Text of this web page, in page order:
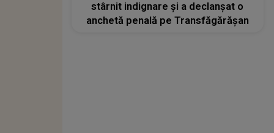
stârnit indignare și a declanșat o
anchetă penală pe Transfăgărășan